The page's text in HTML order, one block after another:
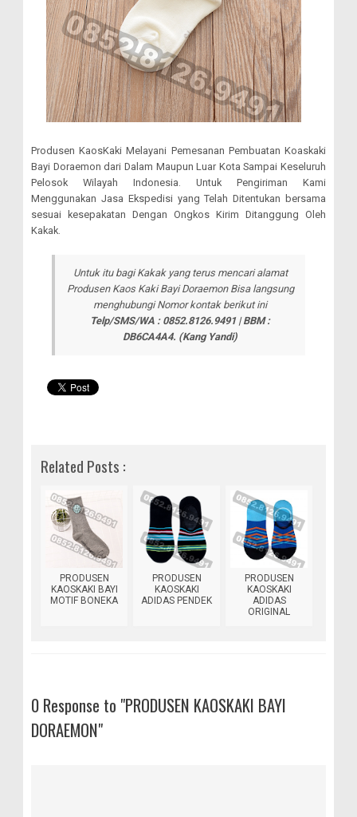
Produsen KaosKaki Melayani Pemesanan Pembuatan Koaskaki
Bayi Doraemon dari Dalam Maupun Luar Kota Sampai Keseluruh
Pelosok Wilayah Indonesia. Untuk Pengiriman Kami
Menggunakan Jasa Ekspedisi yang Telah Ditentukan bersama
sesuai kesepakatan Dengan Ongkos Kirim Ditanggung Oleh
Kakak.
Untuk itu bagi Kakak yang terus mencari alamat
Produsen Kaos Kaki Bayi Doraemon Bisa langsung
menghubungi Nomor kontak berikut ini
Telp/SMS/WA : 0852.8126.9491 | BBM :
DB6CA4A4. (Kang Yandi)
Related Posts :
PRODUSEN
KAOSKAKI BAYI
MOTIF BONEKA
PRODUSEN
KAOSKAKI
ADIDAS PENDEK
PRODUSEN
KAOSKAKI
ADIDAS
ORIGINAL
0 Response to "PRODUSEN KAOSKAKI BAYI
DORAEMON"